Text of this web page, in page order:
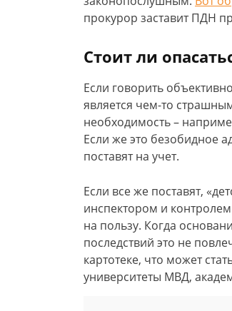
прокурор заставит ПДН
Стоит ли
Если говорить
является чем-то
необходимость –
Если же это безобидное
поставят на учет.
Если все же поставят,
инспектором и
на пользу. Когда
последствий это не
картотеке, что может
университеты МВД,